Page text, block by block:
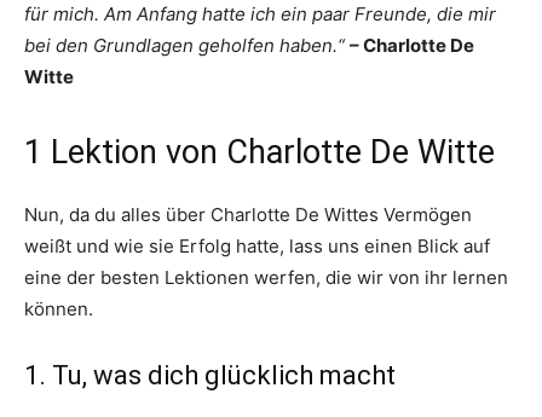
für mich. Am Anfang hatte ich ein paar Freunde, die mir
bei den Grundlagen geholfen haben.“ – Charlotte De
Witte
1 Lektion von Charlotte De Witte
Nun, da du alles über Charlotte De Wittes Vermögen
weißt und wie sie Erfolg hatte, lass uns einen Blick auf
eine der besten Lektionen werfen, die wir von ihr lernen
können.
1. Tu, was dich glücklich macht